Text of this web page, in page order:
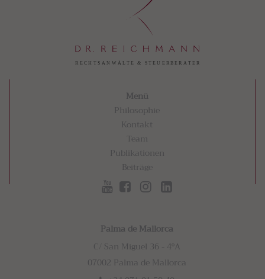
Menü
Philosophie
Kontakt
Team
Publikationen
Beiträge
Palma de Mallorca
C/ San Miguel 36 - 4ºA
07002 Palma de Mallorca